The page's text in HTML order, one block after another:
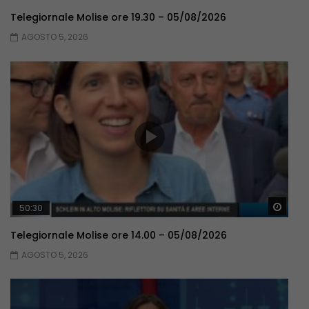
Telegiornale Molise ore 19.30 – 05/08/2026
AGOSTO 5, 2026
50:30
Telegiornale Molise ore 14.00 – 05/08/2026
AGOSTO 5, 2026